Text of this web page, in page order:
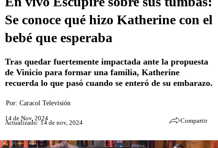
Se conoce qué hizo Katherine con el
bebé que esperaba
Tras quedar fuertemente impactada ante la propuesta
de Vinicio para formar una familia, Katherine
recuerda lo que pasó cuando se enteró de su embarazo.
Por: Caracol Televisión
14 de Nov, 2024
Actualizado: 14 de nov, 2024 Compartir